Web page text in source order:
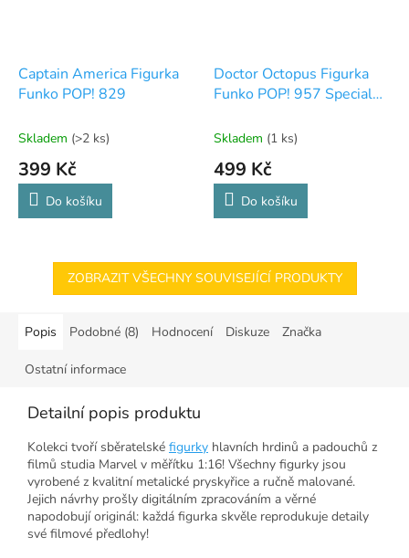
Captain America Figurka
Funko POP! 829
Skladem (>2 ks)
399 Kč
Do košíku
Doctor Octopus Figurka
Funko POP! 957 Special
Skladem (1 ks)
499 Kč
Do košíku
ZOBRAZIT VŠECHNY SOUVISEJÍCÍ PRODUKTY
Popis Podobné (8) Hodnocení Diskuze Značka
Ostatní informace
Detailní popis produktu
Kolekci tvoří sběratelské figurky hlavních hrdinů a padouchů z
filmů studia Marvel v měřítku 1:16! Všechny figurky jsou
vyrobené z kvalitní metalické pryskyřice a ručně malované.
Jejich návrhy prošly digitálním zpracováním a věrné
napodobují originál: každá figurka skvěle reprodukuje detaily
své filmové předlohy!